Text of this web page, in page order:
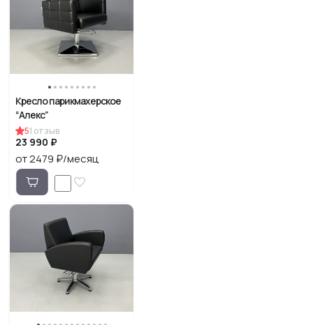
Кресло парикмахерское
“Алекс”
51 отзыв
23 990 ₽
от 2479 ₽/месяц